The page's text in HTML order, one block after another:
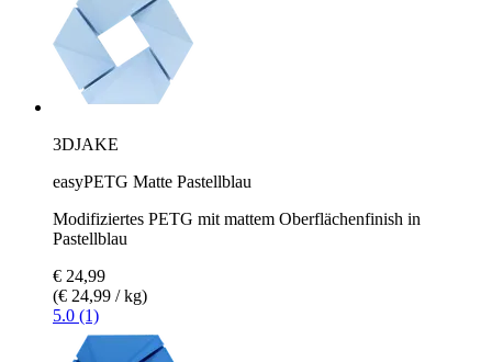
3DJAKE
easyPETG Matte Pastellblau
Modifiziertes PETG mit mattem Oberflächenfinish in
Pastellblau
€ 24,99
(€ 24,99 / kg)
5.0 (1)